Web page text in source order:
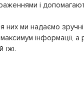
і
ми надаємо
максимум
їжі.